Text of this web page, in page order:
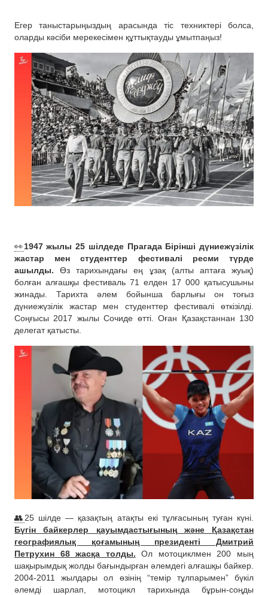
Егер таныстарыңыздың арасында тіс техниктері болса,
оларды кәсіби мерекесімен құттықтауды ұмытпаңыз!
👀1947 жылы 25 шілдеде Прагада Бірінші дүниежүзілік
жастар мен студенттер фестивалі ресми түрде
ашылды. Өз тарихындағы ең ұзақ (алты аптаға жуық)
болған алғашқы фестиваль 71 елден 17 000 қатысушыны
жинады. Тарихта әлем бойынша барлығы он тоғыз
дүниежүзілік жастар мен студенттер фестивалі өткізілді.
Соңғысы 2017 жылы Сочиде өтті. Оған Қазақстаннан 130
делегат қатысты.
👥 25 шілде — қазақтың атақты екі тұлғасының туған күні.
Бүгін байкерлер қауымдастығының және Қазақстан
географиялық қоғамының президенті Дмитрий
Петрухин 68 жасқа толды. Ол мотоциклмен 200 мың
шақырымдық жолды бағындырған әлемдегі алғашқы байкер.
2004-2011 жылдары ол өзінің “темір тұлпарымен” бүкіл
әлемді шарлап, мотоцикл тарихында бұрын-соңды